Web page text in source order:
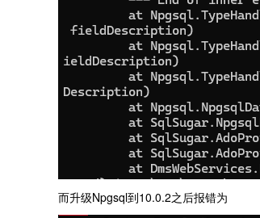
而升级Npgsql到10.0.2之后报错为